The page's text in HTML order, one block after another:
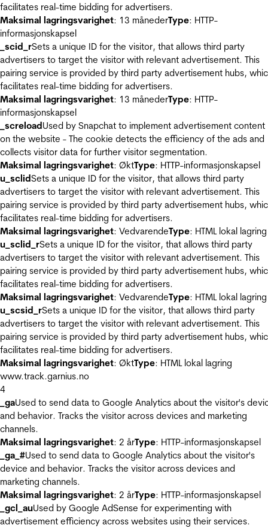
facilitates real-time bidding for advertisers.
Maksimal lagringsvarighet: 13 månederType: HTTP-
informasjonskapsel
_scid_rSets a unique ID for the visitor, that allows third party
advertisers to target the visitor with relevant advertisement. This
pairing service is provided by third party advertisement hubs,
facilitates real-time bidding for advertisers.
Maksimal lagringsvarighet: 13 månederType: HTTP-
informasjonskapsel
_screloadUsed by Snapchat to implement advertisement content
on the website - The cookie detects the efficiency of the ads and
collects visitor data for further visitor segmentation.
Maksimal lagringsvarighet: ØktType: HTTP-informasjonskapsel
u_sclidSets a unique ID for the visitor, that allows third party
advertisers to target the visitor with relevant advertisement. This
pairing service is provided by third party advertisement hubs,
facilitates real-time bidding for advertisers.
Maksimal lagringsvarighet: VedvarendeType: HTML lokal lagring
u_sclid_rSets a unique ID for the visitor, that allows third party
advertisers to target the visitor with relevant advertisement. This
pairing service is provided by third party advertisement hubs,
facilitates real-time bidding for advertisers.
Maksimal lagringsvarighet: VedvarendeType: HTML lokal lagring
u_scsid_rSets a unique ID for the visitor, that allows third party
advertisers to target the visitor with relevant advertisement. This
pairing service is provided by third party advertisement hubs,
facilitates real-time bidding for advertisers.
Maksimal lagringsvarighet: ØktType: HTML lokal lagring
www.track.garnius.no
4
_gaUsed to send data to Google Analytics about the visitor's
and behavior. Tracks the visitor across devices and marketing
channels.
Maksimal lagringsvarighet: 2 årType: HTTP-informasjonskapsel
_ga_#Used to send data to Google Analytics about the visitor's
device and behavior. Tracks the visitor across devices and
marketing channels.
Maksimal lagringsvarighet: 2 årType: HTTP-informasjonskapsel
_gcl_auUsed by Google AdSense for experimenting with
advertisement efficiency across websites using their services.